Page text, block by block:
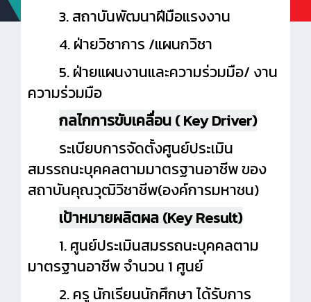
3. สถาบันพัฒนาฝีมือแรงงาน
4. ฝ่ายวิชาการ /แผนกวิชา
5. ฝ่ายแผนงานและความร่วมมือ/ งาน
ความร่วมมือ
กลไกการขับเคลื่อน ( Key Driver)
ระเบียบการจัดตั้งศูนย์ประเมิน
สมรรถนะบุคคลตามมาตรฐานอาชีพ ของ
สถาบันคุณวุฒิวิชาชีพ(องค์การมหาชน)
เป้าหมายผลิตผล (Key Result)
1. ศูนย์ประเมินสมรรถนะบุคคลตาม
มาตรฐานอาชีพ จำนวน 1 ศูนย์
2. ครู นักเรียนนักศึกษา ได้รับการ